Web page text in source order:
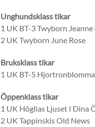
Unghundsklass tikar
1 UK BT-3 Twyborn Jeanne
2 UK Twyborn June Rose
Bruksklass tikar
1 UK BT-5
Öppenklass tikar
1 UK Höglias Ljuset I Dina
2 UK Tappinskis Old News